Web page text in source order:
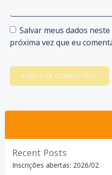
Salvar meus dados
próxima vez que eu
Pesquisar
Recent Posts
Inscrições abertas: 2026/02